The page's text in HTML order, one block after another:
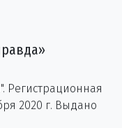
Регистрационная
2020 г. Выдано